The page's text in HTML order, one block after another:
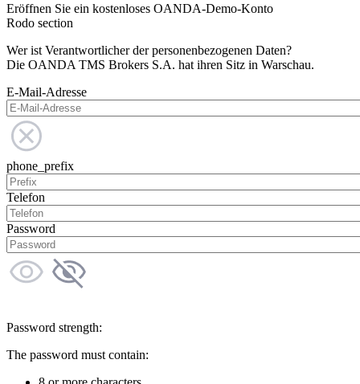
Eröffnen Sie ein kostenloses OANDA-Demo-Konto
Rodo section
Wer ist Verantwortlicher der personenbezogenen Daten?
Die OANDA TMS Brokers S.A. hat ihren Sitz in Warschau.
E-Mail-Adresse
phone_prefix
Telefon
Password
Password strength:
The password must contain: